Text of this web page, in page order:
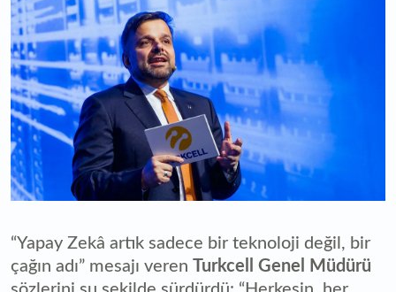
“Yapay Zekâ artık sadece bir teknoloji değil, bir
çağın adı” mesajı veren
Turkcell Genel Müdürü